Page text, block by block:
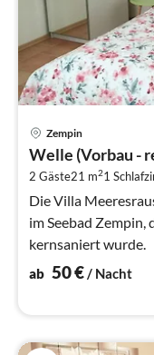
Zempin
Welle (Vorbau -
2 Gäste21 m21
Die Villa
im Seebad Zempin,
kernsaniert wurde.
ab 50€/ Nacht